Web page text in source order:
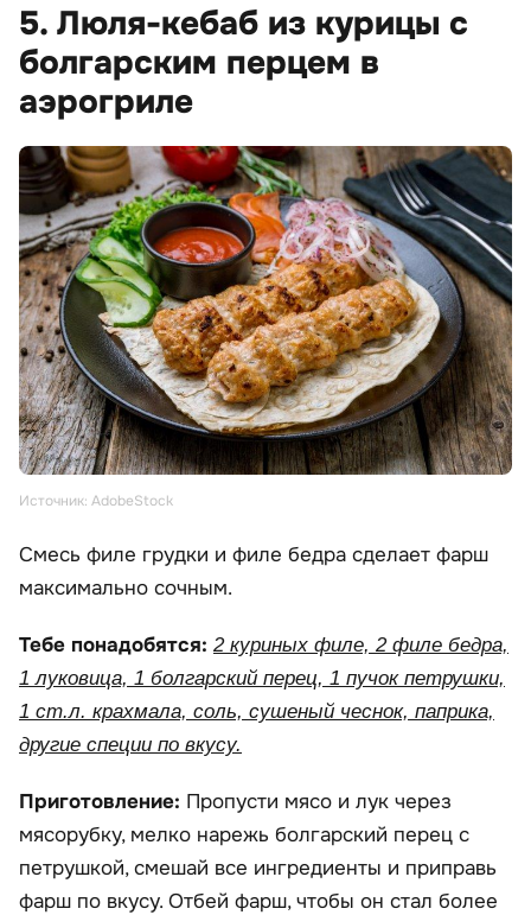
5. Люля-кебаб из курицы с
болгарским перцем в
аэрогриле
Источник: AdobeStock
Смесь филе грудки и филе бедра сделает фарш
максимально сочным.
Тебе понадобятся: 2 куриных филе, 2 филе бедра,
1 луковица, 1 болгарский перец, 1 пучок петрушки,
1 ст.л. крахмала, соль, сушеный чеснок, паприка,
другие специи по вкусу.
Приготовление: Пропусти мясо и лук через
мясорубку, мелко нарежь болгарский перец с
петрушкой, смешай все ингредиенты и приправь
фарш по вкусу. Отбей фарш, чтобы он стал более